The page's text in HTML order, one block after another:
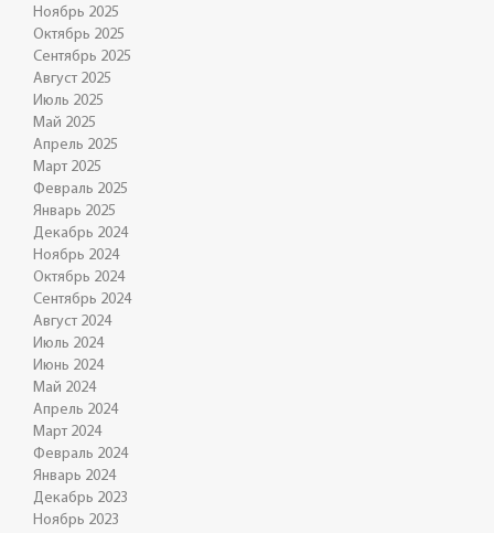
Ноябрь 2025
Октябрь 2025
Сентябрь 2025
Август 2025
Июль 2025
Май 2025
Апрель 2025
Март 2025
Февраль 2025
Январь 2025
Декабрь 2024
Ноябрь 2024
Октябрь 2024
Сентябрь 2024
Август 2024
Июль 2024
Июнь 2024
Май 2024
Апрель 2024
Март 2024
Февраль 2024
Январь 2024
Декабрь 2023
Ноябрь 2023